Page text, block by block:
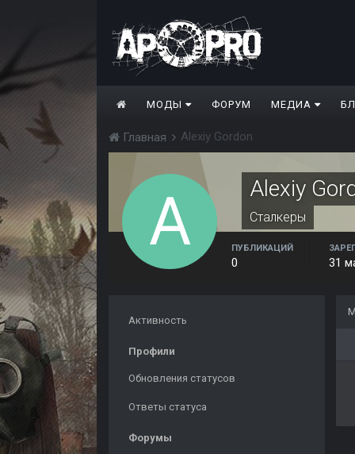
МОДЫ ФОРУМ МЕДИА
Главная Alexiy Gordon
Alexiy
Сталкеры
ПУБЛИКАЦИЙ
0 31
Активность
Профили
Обновления статусов
Ответы статуса
Форумы